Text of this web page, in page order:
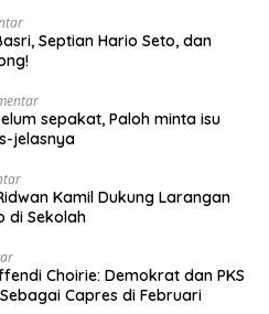
Septian Hario Seto, dan
sepakat, Paloh minta isu
jelasnya
Kamil Dukung Larangan
di Sekolah
Choirie: Demokrat dan PKS
Capres di Februari